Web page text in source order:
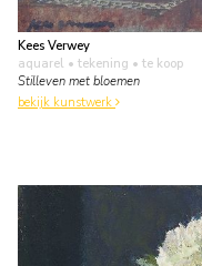
Kees Verwey
aquarel • tekening • te koop
Stilleven met bloemen
bekijk kunstwerk